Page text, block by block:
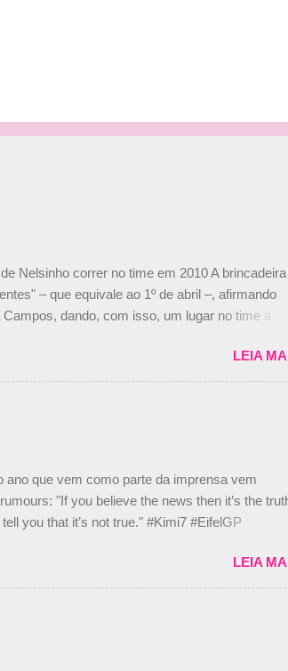
Nelsinho correr no time em 2010 A brincadeira
– que equivale ao 1º de abril –, afirmando
dando, com isso, um lugar no time a
o companheiro de Bruno Senna em 2010. "Na
Audetto. “Mas depois de ter assinado com
ainda que não tem nada contra o filho do
LEIA
ano que vem como parte da imprensa vem
"If you believe the news then it’s the
you that it’s not true." #Kimi7 #EifelGP
have Kimi as a team mate? 🙌 Over to you,
1 (@F1) October 8, 2020 Beijinhos, Ludy
LEIA